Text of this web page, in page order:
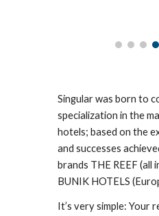
Singular was born to
specialization in the
hotels; based on the
and successes
brands THE REEF (all
BUNIK HOTELS
It’s very simple: Your